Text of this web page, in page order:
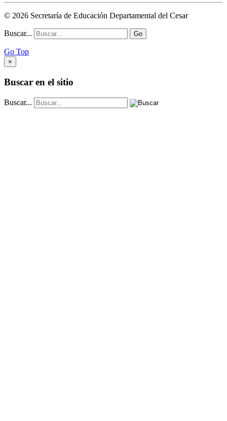
© 2026 Secretaría de Educación Departamental del Cesar
Buscar... Go
Go Top
×
Buscar en el sitio
Buscar...